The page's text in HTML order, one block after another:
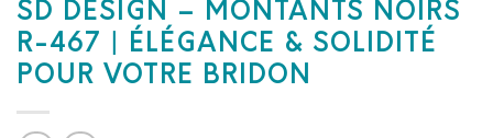
SD DESIGN – MONTANTS NOIRS
R-467 | ÉLÉGANCE & SOLIDITÉ
POUR VOTRE BRIDON